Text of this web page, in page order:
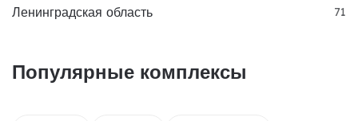
Ленинградская область 71
Популярные комплексы